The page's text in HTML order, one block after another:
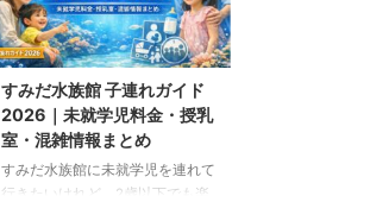
すみだ水族館 子連れガイド
2026｜未就学児料金・授乳
室・混雑情報まとめ
すみだ水族館に未就学児を連れて
行きたいけれど、2歳以下でも楽